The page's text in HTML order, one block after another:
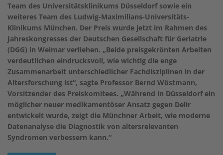
Team des Universitätsklinikums Düsseldorf sowie ein
weiteres Team des Ludwig-Maximilians-Universitäts-
Klinikums München. Der Preis wurde jetzt im Rahmen des
Jahreskongresses der Deutschen Gesellschaft für Geriatrie
(DGG) in Weimar verliehen. „Beide preisgekrönten Arbeiten
verdeutlichen eindrucksvoll, wie wichtig die enge
Zusammenarbeit unterschiedlicher Fachdisziplinen in der
Altersforschung ist“, sagte Professor Bernd Wöstmann,
Vorsitzender des Preiskomitees. „Während in Düsseldorf ein
möglicher neuer medikamentöser Ansatz gegen Delir
entwickelt wurde, zeigt die Münchner Arbeit, wie moderne
Datenanalyse die Diagnostik von altersrelevanten
Syndromen verbessern kann.“